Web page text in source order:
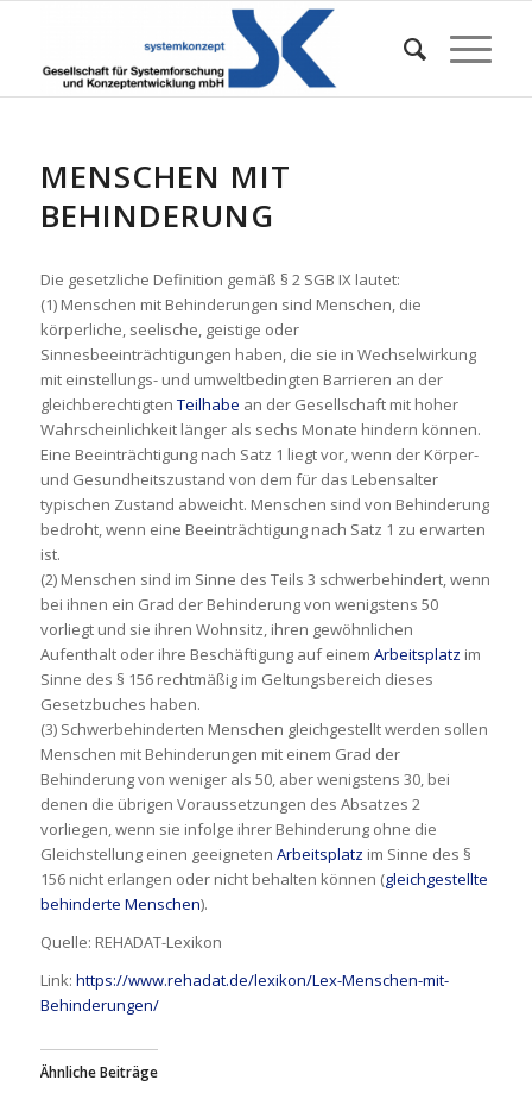
MENSCHEN MIT
BEHINDERUNG
Die gesetzliche Definition gemäß § 2 SGB IX lautet:
(1) Menschen mit Behinderungen sind Menschen, die
körperliche, seelische, geistige oder
Sinnesbeeinträchtigungen haben, die sie in Wechselwirkung
mit einstellungs- und umweltbedingten Barrieren an der
gleichberechtigten Teilhabe an der Gesellschaft mit hoher
Wahrscheinlichkeit länger als sechs Monate hindern können.
Eine Beeinträchtigung nach Satz 1 liegt vor, wenn der Körper-
und Gesundheitszustand von dem für das Lebensalter
typischen Zustand abweicht. Menschen sind von Behinderung
bedroht, wenn eine Beeinträchtigung nach Satz 1 zu erwarten
ist.
(2) Menschen sind im Sinne des Teils 3 schwerbehindert, wenn
bei ihnen ein Grad der Behinderung von wenigstens 50
vorliegt und sie ihren Wohnsitz, ihren gewöhnlichen
Aufenthalt oder ihre Beschäftigung auf einem Arbeitsplatz im
Sinne des § 156 rechtmäßig im Geltungsbereich dieses
Gesetzbuches haben.
(3) Schwerbehinderten Menschen gleichgestellt werden sollen
Menschen mit Behinderungen mit einem Grad der
Behinderung von weniger als 50, aber wenigstens 30, bei
denen die übrigen Voraussetzungen des Absatzes 2
vorliegen, wenn sie infolge ihrer Behinderung ohne die
Gleichstellung einen geeigneten Arbeitsplatz im Sinne des §
156 nicht erlangen oder nicht behalten können (gleichgestellte
behinderte Menschen).
Quelle: REHADAT-Lexikon
Link: https://www.rehadat.de/lexikon/Lex-Menschen-mit-
Behinderungen/
Ähnliche Beiträge